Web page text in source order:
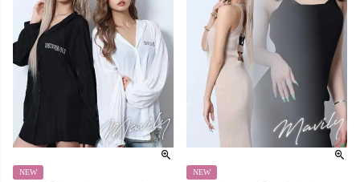
NEW NEW